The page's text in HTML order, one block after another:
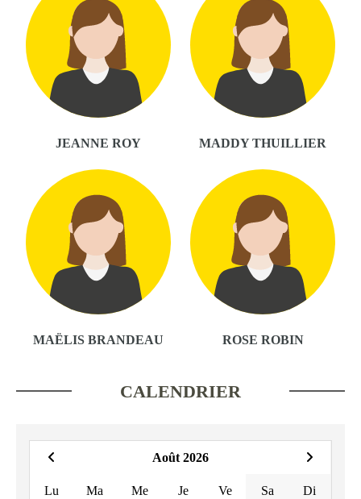
JEANNE ROY MADDY THUILLIER
MAËLIS BRANDEAU ROSE ROBIN
CALENDRIER
Août 2026
Lu Ma Me Je Ve Sa Di